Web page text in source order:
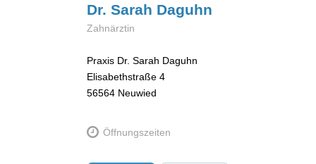
Dr. Sarah Daguhn
Zahnärztin
Praxis Dr. Sarah Daguhn
Elisabethstraße 4
56564 Neuwied
Öffnungszeiten